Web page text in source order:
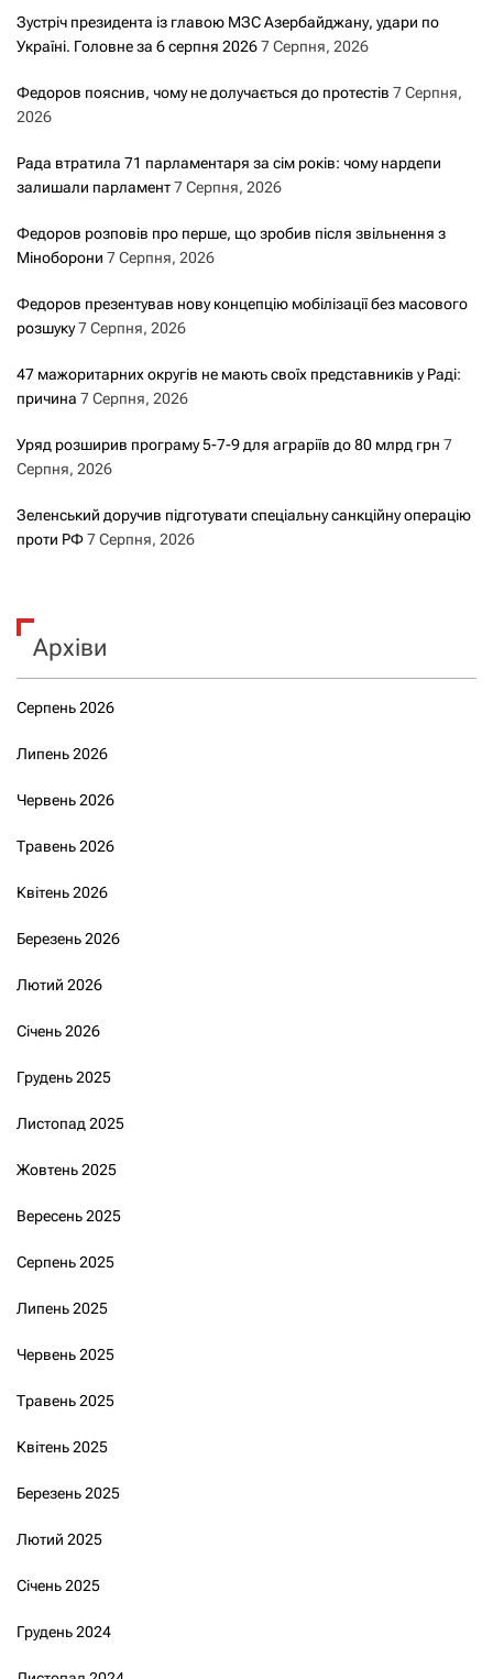
Зустріч президента із главою МЗС Азербайджану, удари по
Україні. Головне за 6 серпня 20267 Серпня, 2026
Федоров пояснив, чому не долучається до протестів 7 Серпня,
2026
Рада втратила 71 парламентаря за сім років: чому нардепи
залишали парламент7 Серпня, 2026
Федоров розповів про перше, що зробив після звільнення з
Міноборони 7 Серпня, 2026
Федоров презентував нову концепцію мобілізації без масового
розшуку7 Серпня, 2026
47 мажоритарних округів не мають своїх представників у Раді:
причина 7 Серпня, 2026
Уряд розширив програму 5-7-9 для аграріїв до 80 млрд грн 7
Серпня, 2026
Зеленський доручив підготувати спеціальну санкційну операцію
проти РФ7 Серпня, 2026
Архіви
Серпень 2026
Липень 2026
Червень 2026
Травень 2026
Квітень 2026
Березень 2026
Лютий 2026
Січень 2026
Грудень 2025
Листопад 2025
Жовтень 2025
Вересень 2025
Серпень 2025
Липень 2025
Червень 2025
Травень 2025
Квітень 2025
Березень 2025
Лютий 2025
Січень 2025
Грудень 2024